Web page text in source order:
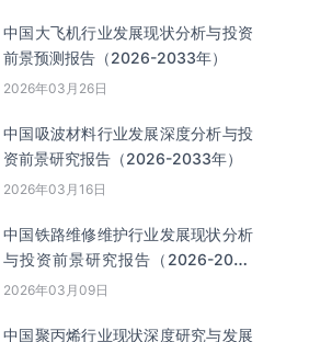
中国大飞机行业发展现状分析与投资
前景预测报告（2026-2033年）
2026年03月26日
中国吸波材料行业发展深度分析与投
资前景研究报告（2026-2033年）
2026年03月16日
中国铁路维修维护行业发展现状分析
与投资前景研究报告（2026-2033
年）
2026年03月09日
中国聚丙烯行业现状深度研究与发展